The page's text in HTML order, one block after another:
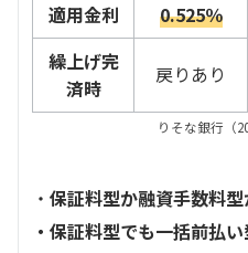
適用金利 0.525％
繰上げ完
済時
戻りあり
りそな銀行（
・ 保証料型か融資手数料型
・保証料型でも一括前払